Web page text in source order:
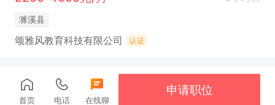
濉溪县
颂雅风教育科技有限公司 认证
首页 电话 在线聊
申请职位